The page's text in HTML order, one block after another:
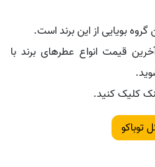
بویایی از این برند است.
قیمت انواع عطرهای برند با
کلیک کنید.
توباکو